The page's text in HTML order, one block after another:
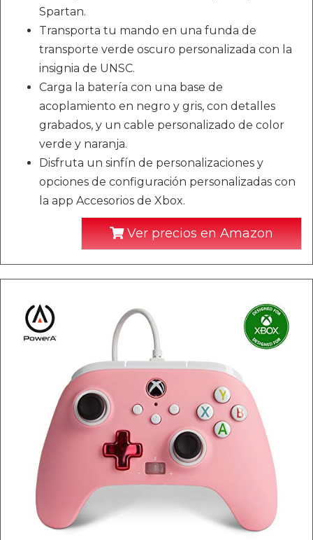
Spartan.
Transporta tu mando en una funda de
transporte verde oscuro personalizada con la
insignia de UNSC.
Carga la batería con una base de
acoplamiento en negro y gris, con detalles
grabados, y un cable personalizado de color
verde y naranja.
Disfruta un sinfín de personalizaciones y
opciones de configuración personalizadas con
la app Accesorios de Xbox.
Ver precios en Amazon